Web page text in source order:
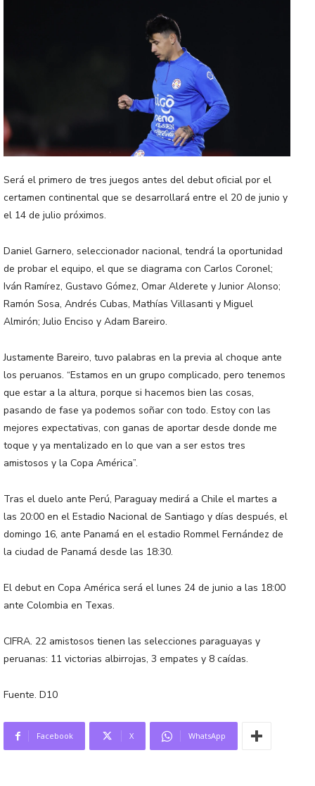
Será el primero de tres juegos antes del debut oficial por el
certamen continental que se desarrollará entre el 20 de junio y
el 14 de julio próximos.
Daniel Garnero, seleccionador nacional, tendrá la oportunidad
de probar el equipo, el que se diagrama con Carlos Coronel;
Iván Ramírez, Gustavo Gómez, Omar Alderete y Junior Alonso;
Ramón Sosa, Andrés Cubas, Mathías Villasanti y Miguel
Almirón; Julio Enciso y Adam Bareiro.
Justamente Bareiro, tuvo palabras en la previa al choque ante
los peruanos. “Estamos en un grupo complicado, pero tenemos
que estar a la altura, porque si hacemos bien las cosas,
pasando de fase ya podemos soñar con todo. Estoy con las
mejores expectativas, con ganas de aportar desde donde me
toque y ya mentalizado en lo que van a ser estos tres
amistosos y la Copa América”.
Tras el duelo ante Perú, Paraguay medirá a Chile el martes a
las 20:00 en el Estadio Nacional de Santiago y días después, el
domingo 16, ante Panamá en el estadio Rommel Fernández de
la ciudad de Panamá desde las 18:30.
El debut en Copa América será el lunes 24 de junio a las 18:00
ante Colombia en Texas.
CIFRA. 22 amistosos tienen las selecciones paraguayas y
peruanas: 11 victorias albirrojas, 3 empates y 8 caídas.
Fuente. D10
Facebook X WhatsApp